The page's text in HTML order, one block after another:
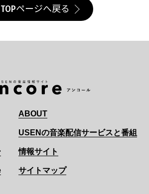
TOPページへ戻る
ABOUT
USENの音楽配信サービスと番組
情報サイト
サイトマップ